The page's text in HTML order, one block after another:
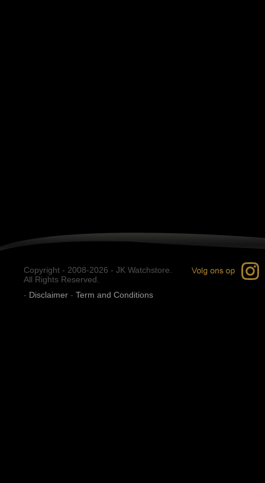
Copyright - 2008-2026 - JK Watchstore.
All Rights Reserved.
- Disclaimer - Term and Conditions